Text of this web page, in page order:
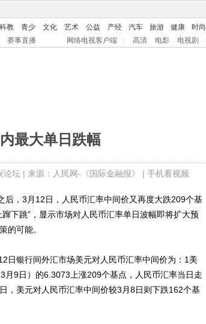
科教 青少 文化 艺术 公益 产经 汽车 旅游 健康 时尚
赛事直播 网络电视客户端 高清 电影 电视剧
最大单日跌幅
论坛 | 来源：人民网-《国际金融报》 | 手机看视频
，3月12日，人民币汇率中间价又再度大跌209个基
下跳”，显示市场对人民币汇率单日波幅即将扩大预
的可能。
银行间外汇市场美元对人民币汇率中间价为：1美
9日）的6.3073上涨209个基点，人民币汇率当日走
，美元对人民币汇率中间价较3月8日则下跌162个基